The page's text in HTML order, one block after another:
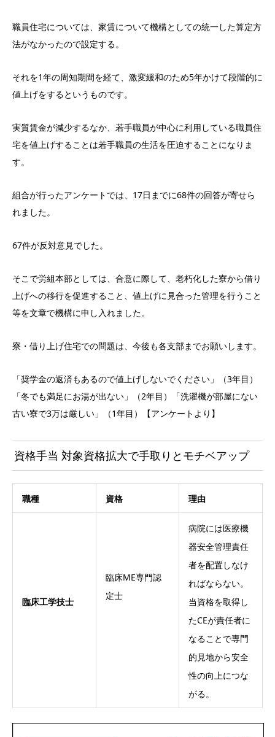
職員住宅については、家賃について機構としての統一した算定方
法がなかったので設定する。
それを1年の周知期間を経て、激変緩和のため5年かけて段階的に
値上げをするというものです。
実質賃金が減少するなか、若手職員が中心に利用している職員住
宅を値上げすることは若手職員の生活を圧迫することになりま
す。
組合が行ったアンケートでは、17日までに68件の回答が寄せら
れました。
67件が反対意見でした。
そこで労組本部としては、合意に際して、老朽化した寮から借り
上げへの移行を促進すること、値上げに見合った管理を行うこと
等を文章で機構に申し入れました。
寮・借り上げ住宅での問題は、今後も各支部までお願いします。
「奨学金の返済もあるので値上げしないでください」（3年目）
「冬でも満足にお湯が出ない」（2年目）「洗濯機が部屋にない
古い寮で3万は厳しい」（1年目）【アンケートより】
資格手当 対象資格拡大で手取りとモチベアップ
職種 資格 理由
臨床工学技士
臨床ME専門認
定士
病院には医療機
器安全管理責任
者を配置しなけ
ればならない。
当資格を取得し
たCEが責任者に
なることで専門
的見地から安全
性の向上につな
がる。